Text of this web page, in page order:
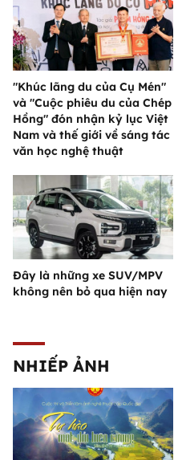
"Khúc lãng du của Cụ Mén"
và "Cuộc phiêu du của Chép
Hồng" đón nhận kỷ lục Việt
Nam và thế giới về sáng tác
văn học nghệ thuật
Đây là những xe SUV/MPV
không nên bỏ qua hiện nay
NHIẾP ẢNH